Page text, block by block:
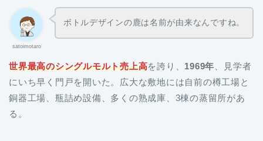
satoimotaro
ボトルデザインの鹿は名前が由来なんですね。
世界最高のシングルモルト売上高を誇り、 1969年 、見学者
にいち早く門戸を開いた。広大な敷地には自前の樽工場と
銅器工場、瓶詰め設備、多くの熟成庫、3棟の蒸留所があ
る。